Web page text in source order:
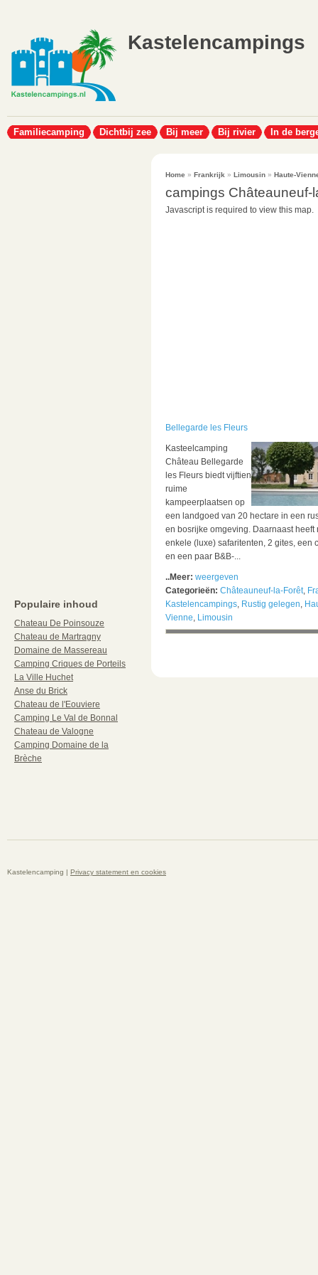
Kastelencampings
Familiecamping Dichtbij zee Bij meer Bij rivier In de
Populaire inhoud
Chateau De Poinsouze
Chateau de Martragny
Domaine de Massereau
Camping Criques de Porteils
La Ville Huchet
Anse du Brick
Chateau de l'Eouviere
Camping Le Val de Bonnal
Chateau de Valogne
Camping Domaine de la
Brèche
Home » Frankrijk » Limousin» Haute-
campings Châteauneuf-
Javascript is required to view this map.
Bellegarde les Fleurs
Kasteelcamping
Château Bellegarde
les Fleurs biedt vijftien
ruime
kampeerplaatsen op
een landgoed van 20 hectare in een
en bosrijke omgeving. Daarnaast heeft
enkele (luxe) safaritenten, 2 gites, een
en een paar B&B-...
..Meer: weergeven
Categorieën: Châteauneuf-la-Forêt,
Kastelencampings, Rustig gelegen,
Vienne, Limousin
Kastelencamping | Privacy statement en cookies